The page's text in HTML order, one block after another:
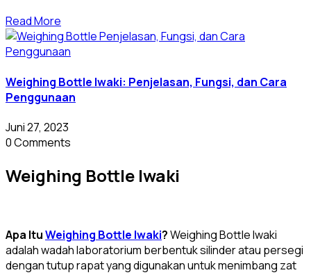
Read More
Weighing Bottle Iwaki: Penjelasan, Fungsi, dan Cara
Penggunaan
Juni 27, 2023
0 Comments
Weighing Bottle Iwaki
Apa ItuWeighing Bottle Iwaki?Weighing Bottle Iwaki
adalah wadah laboratorium berbentuk silinder atau persegi
dengan tutup rapat yang digunakan untuk menimbang zat